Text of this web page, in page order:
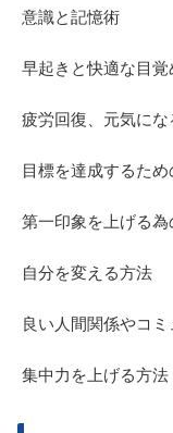
意識と記憶術
早起きと快適な目
疲労回復、元気にな
目標を達成するた
第一印象を上げる為
自分を変える方法
良い人間関係やコ
集中力を上げる方法